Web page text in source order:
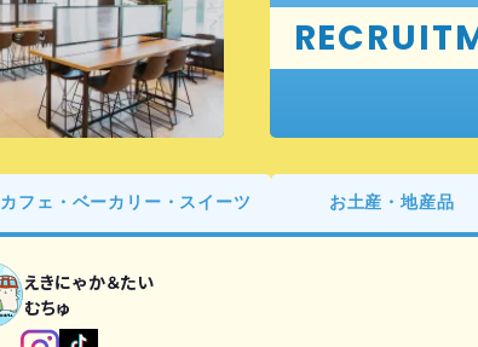
カフェ・ベーカリー・スイーツ お土産・地産品
えきにゃか＆たい
むちゅ